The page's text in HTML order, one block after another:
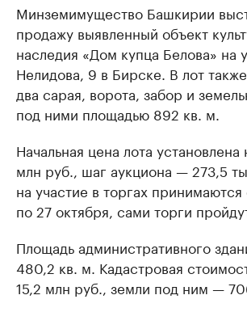
Минземимущество Башкирии
продажу выявленный объект
наследия «Дом купца Белова» на
Нелидова, 9 в Бирске. В лот также
два сарая, ворота, забор и
под ними площадью 892 кв. м.
Начальная цена лота
млн руб., шаг аукциона — 273,5
на участие в торгах
по 27 октября, сами торги
Площадь административного
480,2 кв. м. Кадастровая
15,2 млн руб., земли под ним —